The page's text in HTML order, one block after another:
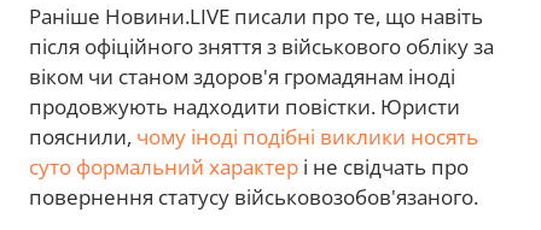
Раніше Новини.LIVE писали про те, що навіть
після офіційного зняття з військового обліку за
віком чи станом здоров'я громадянам іноді
продовжують надходити повістки. Юристи
пояснили, чому іноді подібні виклики носять
суто формальний характер і не свідчать про
повернення статусу військовозобов'язаного.